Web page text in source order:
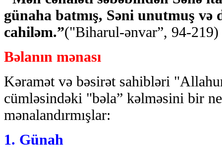
günaha batmış, Səni unutmuş
cahiləm.”("Biharul-ənvar”, 94-219)
Bəlanın mənası
Kəramət və bəsirət sahibləri
cümləsindəki "bəla” kəlməsini bir
mənalandırmışlar:
1. Günah